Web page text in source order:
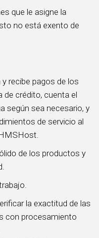
que le asigne la
no está exento de
recibe pagos de los
crédito, cuenta el
según sea necesario, y
de servicio al
de los productos y
la exactitud de las
con procesamiento